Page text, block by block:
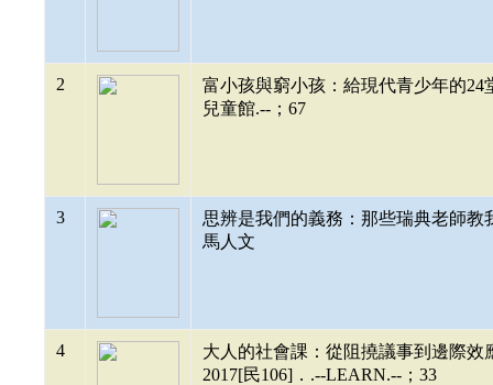
2
富小孩與窮小孩：給現代青少年的24
兒童館.--；67
3
思辨是我們的義務：那些瑞典老師教
馬人文
4
大人的社會課：從阻撓議事到邊際效
2017[民106]．.--LEARN.--；33